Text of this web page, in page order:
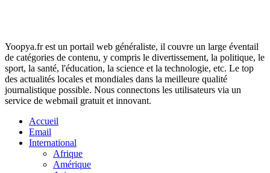
Yoopya.fr est un portail web généraliste, il couvre un large éventail
de catégories de contenu, y compris le divertissement, la politique, le
sport, la santé, l'éducation, la science et la technologie, etc. Le top
des actualités locales et mondiales dans la meilleure qualité
journalistique possible. Nous connectons les utilisateurs via un
service de webmail gratuit et innovant.
Accueil
Email
International
Afrique
Amérique